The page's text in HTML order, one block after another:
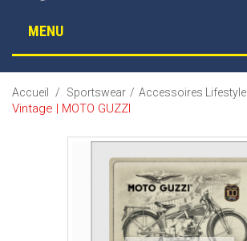
MENU
Accueil / Sportswear / Accessoires Lifestyle
Vintage | MOTO GUZZI